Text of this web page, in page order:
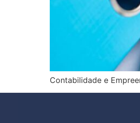
Contabilidade e